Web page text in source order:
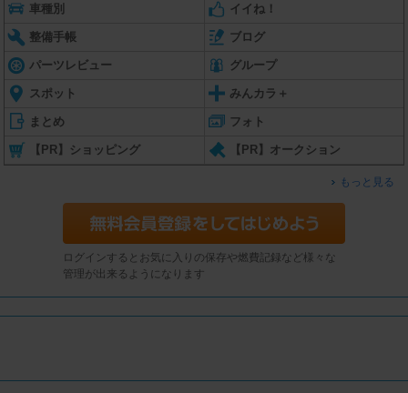
車種別 イイね！
整備手帳 ブログ
パーツレビュー グループ
スポット みんカラ＋
まとめ フォト
【PR】ショッピング 【PR】オークション
もっと見る
ログインするとお気に入りの保存や燃費記録など様々な
管理が出来るようになります